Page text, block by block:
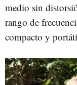
medio sin
rango de
compacto y